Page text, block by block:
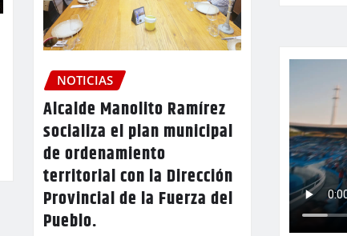
NOTICIAS
Alcalde Manolito Ramírez
socializa el plan municipal
de ordenamiento
territorial con la Dirección
Provincial de la Fuerza del
Pueblo.